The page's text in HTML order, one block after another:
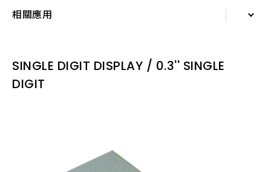
相關應用
規格表
SINGLE DIGIT DISPLAY / 0.3'' SINGLE
DIGIT